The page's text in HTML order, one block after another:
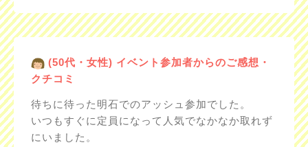
(50代・女性) イベント参加者からのご感想・
クチコミ
待ちに待った明石でのアッシュ参加でした。
いつもすぐに定員になって人気でなかなか取れず
にいました。